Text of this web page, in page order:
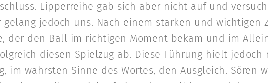
Lipperreihe gab sich aber nicht auf und
jedoch uns. Nach einem starken und wichtigen
der den Ball im richtigen Moment bekam und im
diesen Spielzug ab. Diese Führung hielt jedoch
im wahrsten Sinne des Wortes, den Ausgleich. Sören